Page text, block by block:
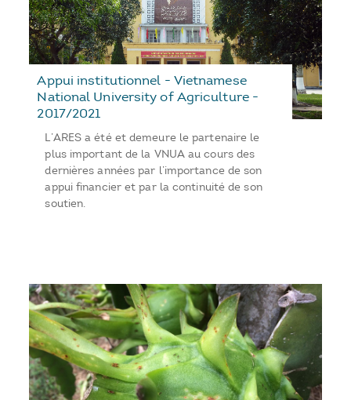
Appui institutionnel - Vietnamese
National University of Agriculture -
2017/2021
L’ARES a été et demeure le partenaire le
plus important de la VNUA au cours des
dernières années par l’importance de son
appui financier et par la continuité de son
soutien.